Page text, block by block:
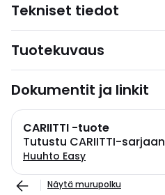
Tekniset tiedot
Tuotekuvaus
Dokumentit ja linkit
CARIITTI -tuote
Tutustu CARIITTI-sarjaan
Huuhto Easy
Näytä murupolku